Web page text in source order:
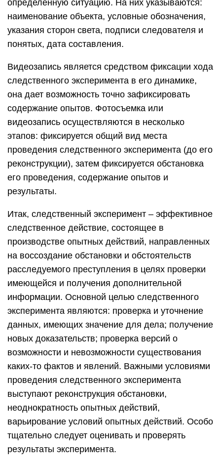
определенную ситуацию. На них указываются:
наименование объекта, условные обозначения,
указания сторон света, подписи следователя и
понятых, дата составления.
Видеозапись является средством фиксации хода
следственного эксперимента в его динамике,
она дает возможность точно зафиксировать
содержание опытов. Фотосъемка или
видеозапись осуществляются в несколько
этапов: фиксируется общий вид места
проведения следственного эксперимента (до его
реконструкции), затем фиксируется обстановка
его проведения, содержание опытов и
результаты.
Итак, следственный эксперимент – эффективное
следственное действие, состоящее в
производстве опытных действий, направленных
на воссоздание обстановки и обстоятельств
расследуемого преступления в целях проверки
имеющейся и получения дополнительной
информации. Основной целью следственного
эксперимента являются: проверка и уточнение
данных, имеющих значение для дела; получение
новых доказательств; проверка версий о
возможности и невозможности существования
каких-то фактов и явлений. Важными условиями
проведения следственного эксперимента
выступают реконструкция обстановки,
неоднократность опытных действий,
варьирование условий опытных действий. Особо
тщательно следует оценивать и проверять
результаты эксперимента.